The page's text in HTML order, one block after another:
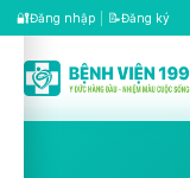
🔐Đăng nhập 📝Đăng ký